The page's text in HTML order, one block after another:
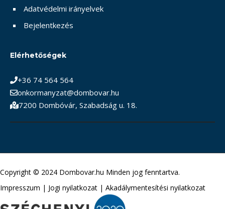
Adatvédelmi irányelvek
Bejelentkezés
Elérhetőségek
+36 74 564 564
onkormanyzat@dombovar.hu
7200 Dombóvár, Szabadság u. 18.
Copyright © 2024 Dombovar.hu Minden jog fenntartva.
Impresszum | Jogi nyilatkozat | Akadálymentesítési nyilatkozat